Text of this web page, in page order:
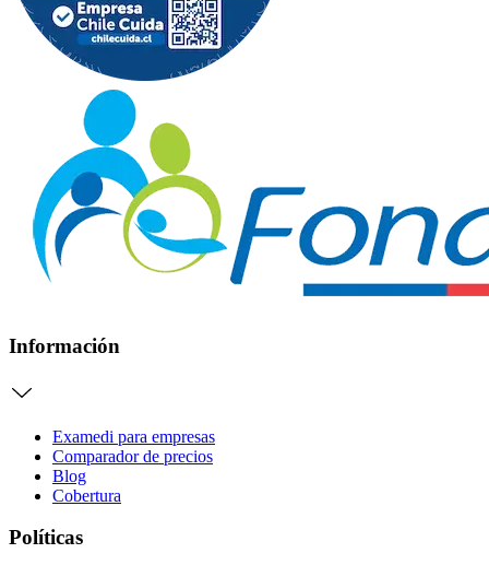
Información
Examedi para empresas
Comparador de precios
Blog
Cobertura
Políticas